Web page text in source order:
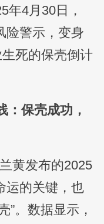
年4月30日，
险警示，变身
死的保壳倒计
：保壳成功，
黄发布的2025
运的关键，也
”。数据显示，